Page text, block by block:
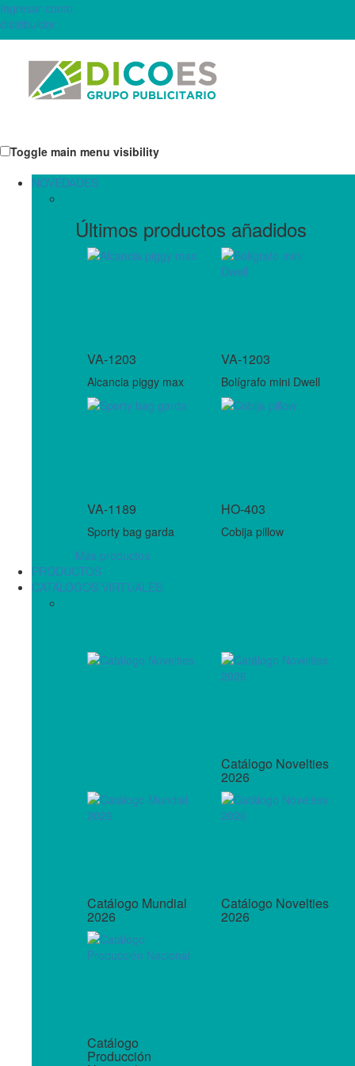
Ingresar como
distribuidor
Toggle main menu visibility
NOVEDADES
Últimos productos añadidos
VA-1203
Alcancia piggy max
VA-1203
Bolígrafo mini Dwell
VA-1189
Sporty bag garda
HO-403
Cobija pillow
Más productos
PRODUCTOS
CATÁLOGOS VIRTUALES
Catálogo Novelties
2026
Catálogo Mundial
2026
Catálogo Novelties
2026
Catálogo
Producción